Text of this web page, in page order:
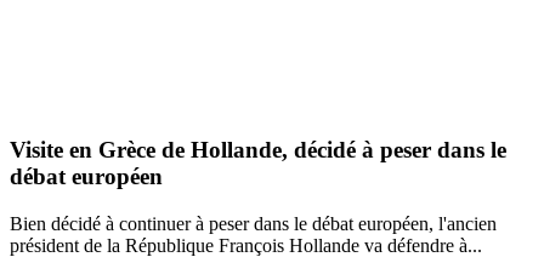
Visite en Grèce de Hollande, décidé à peser dans le
débat européen
Bien décidé à continuer à peser dans le débat européen, l'ancien
président de la République François Hollande va défendre à...